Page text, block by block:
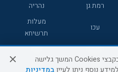
רמת גן
נהריה
עכו
מעלות
תרשיחא
רחובות
צפת
חדרה
דרום
לידיעתך, באתר זה נעשה שימוש בקבצי Cookies המשך גלישה
נוסף ניתן לעייןבמדיניות